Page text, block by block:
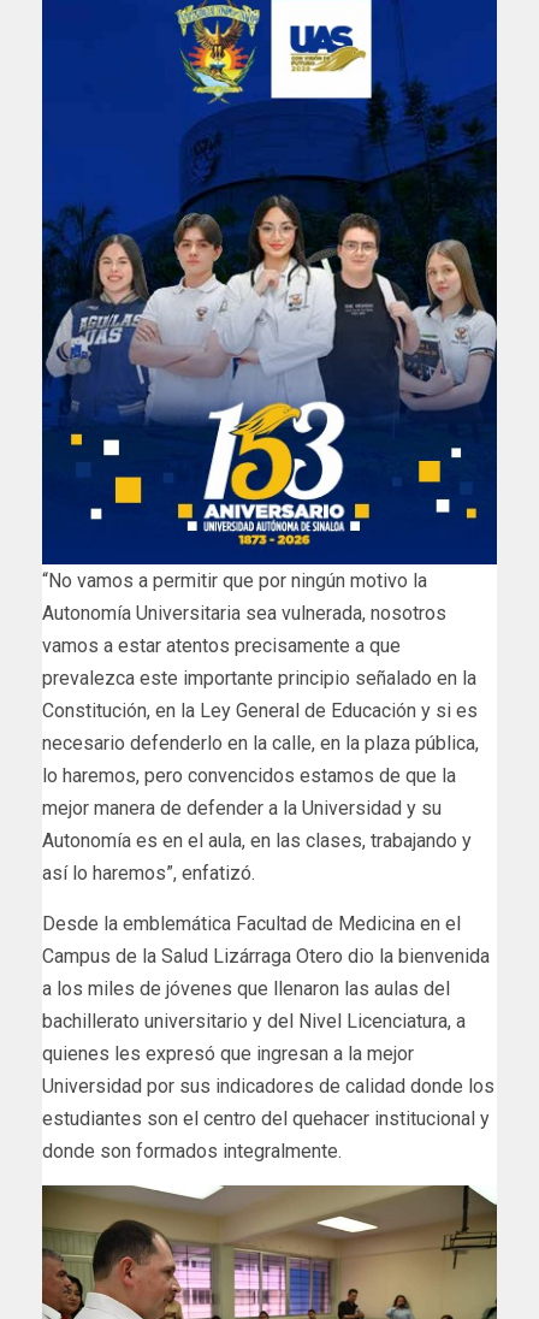
“No vamos a permitir que por ningún motivo la
Autonomía Universitaria sea vulnerada, nosotros
vamos a estar atentos precisamente a que
prevalezca este importante principio señalado en la
Constitución, en la Ley General de Educación y si es
necesario defenderlo en la calle, en la plaza pública,
lo haremos, pero convencidos estamos de que la
mejor manera de defender a la Universidad y su
Autonomía es en el aula, en las clases, trabajando y
así lo haremos”, enfatizó.
Desde la emblemática Facultad de Medicina en el
Campus de la Salud Lizárraga Otero dio la bienvenida
a los miles de jóvenes que llenaron las aulas del
bachillerato universitario y del Nivel Licenciatura, a
quienes les expresó que ingresan a la mejor
Universidad por sus indicadores de calidad donde los
estudiantes son el centro del quehacer institucional y
donde son formados integralmente.